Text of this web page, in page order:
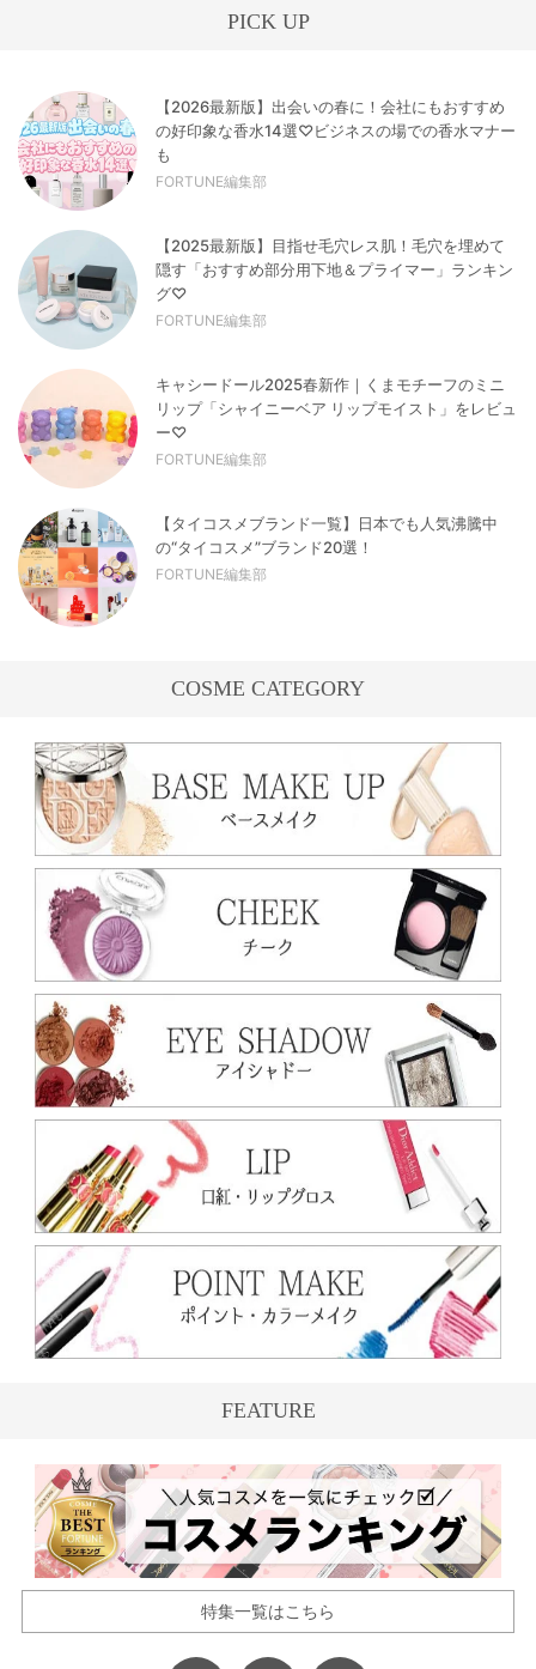
PICK UP
【2026最新版】出会いの春に！会社にもおすすめ
の好印象な香水14選♡ビジネスの場での香水マナー
も
FORTUNE編集部
【2025最新版】目指せ毛穴レス肌！毛穴を埋めて
隠す「おすすめ部分用下地＆プライマー」ランキン
グ♡
FORTUNE編集部
キャシードール2025春新作｜くまモチーフのミニ
リップ「シャイニーベア リップモイスト」をレビュ
ー♡
FORTUNE編集部
【タイコスメブランド一覧】日本でも人気沸騰中
の“タイコスメ”ブランド20選！
FORTUNE編集部
COSME CATEGORY
FEATURE
特集一覧はこちら